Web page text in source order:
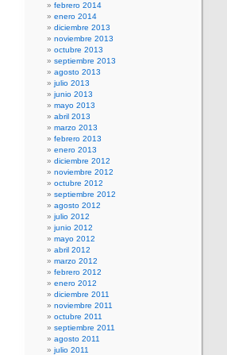
febrero 2014
enero 2014
diciembre 2013
noviembre 2013
octubre 2013
septiembre 2013
agosto 2013
julio 2013
junio 2013
mayo 2013
abril 2013
marzo 2013
febrero 2013
enero 2013
diciembre 2012
noviembre 2012
octubre 2012
septiembre 2012
agosto 2012
julio 2012
junio 2012
mayo 2012
abril 2012
marzo 2012
febrero 2012
enero 2012
diciembre 2011
noviembre 2011
octubre 2011
septiembre 2011
agosto 2011
julio 2011